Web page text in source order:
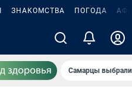
ЗНАКОМСТВА ПОГОДА
Самарцы